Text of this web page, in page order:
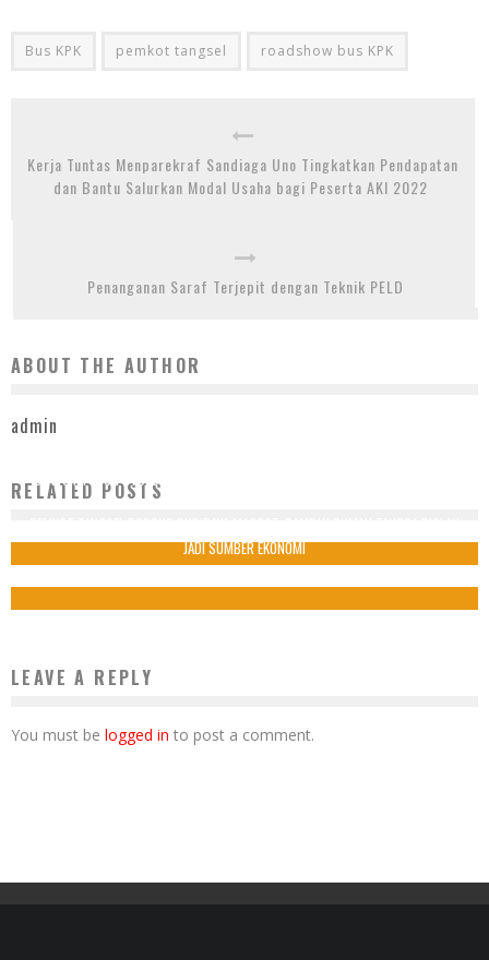
Bus KPK pemkot tangsel roadshow bus KPK
Kerja Tuntas Menparekraf Sandiaga Uno Tingkatkan Pendapatan
dan Bantu Salurkan Modal Usaha bagi Peserta AKI 2022
Penanganan Saraf Terjepit dengan Teknik PELD
ABOUT THE AUTHOR
admin
RELATED POSTS
SENYUM PENUH SYUKUR MARTO LIHAT RUMAHNYA YANG BAGUS USAI DIBEDAH
JADI SUMBER EKONOMI
LEAVE A REPLY
You must be logged in to post a comment.